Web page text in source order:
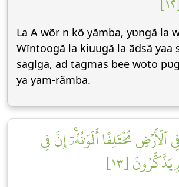
La A wõr n kõ yãmba, yʋngã la
Wĩntoogã la kiuugã la ãdsã yaa
saglga, ad tagmas bee woto
ya yam-rãmba.
مُخۡتَلِفًا أَلۡوَٰنُهُۥٓۚ إِنَّ فِي
[١٣]